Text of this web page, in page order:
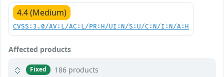
4.4 (Medium)
CVSS:3.0/AV:L/AC:L/PR:H/UI:N/S:U/C:N/I:N/A:H
Affected products
Fixed 186 products